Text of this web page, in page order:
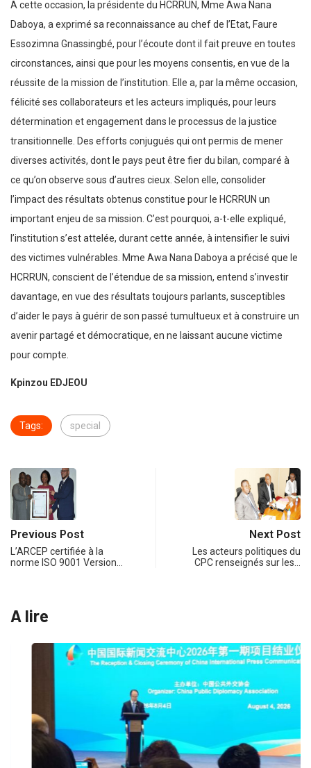
A cette occasion, la présidente du HCRRUN, Mme Awa Nana
Daboya, a exprimé sa reconnaissance au chef de l’Etat, Faure
Essozimna Gnassingbé, pour l’écoute dont il fait preuve en toutes
circonstances, ainsi que pour les moyens consentis, en vue de la
réussite de la mission de l’institution. Elle a, par la même occasion,
félicité ses collaborateurs et les acteurs impliqués, pour leurs
détermination et engagement dans le processus de la justice
transitionnelle. Des efforts conjugués qui ont permis de mener
diverses activités, dont le pays peut être fier du bilan, comparé à
ce qu’on observe sous d’autres cieux. Selon elle, consolider
l’impact des résultats obtenus constitue pour le HCRRUN un
important enjeu de sa mission. C’est pourquoi, a-t-elle expliqué,
l’institution s’est attelée, durant cette année, à intensifier le suivi
des victimes vulnérables. Mme Awa Nana Daboya a précisé que le
HCRRUN, conscient de l’étendue de sa mission, entend s’investir
davantage, en vue des résultats toujours parlants, susceptibles
d’aider le pays à guérir de son passé tumultueux et à construire un
avenir partagé et démocratique, en ne laissant aucune victime
pour compte.
Kpinzou EDJEOU
Tags: special
Previous Post
L’ARCEP certifiée à la
norme ISO 9001 Version…
Next Post
Les acteurs politiques du
CPC renseignés sur les…
A lire